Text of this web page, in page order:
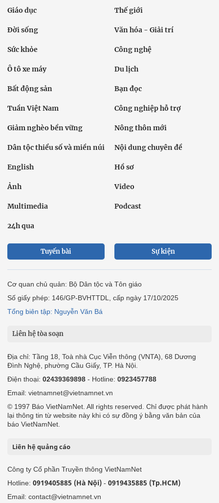
Giáo dục Thế giới
Đời sống Văn hóa - Giải trí
Sức khỏe Công nghệ
Ô tô xe máy Du lịch
Bất động sản Bạn đọc
Tuần Việt Nam Công nghiệp hỗ trợ
Giảm nghèo bền vững Nông thôn mới
Dân tộc thiểu số và miền núi Nội dung chuyên đề
English Hồ sơ
Ảnh Video
Multimedia Podcast
24h qua
Tuyến bài Sự kiện
Cơ quan chủ quản: Bộ Dân tộc và Tôn giáo
Số giấy phép: 146/GP-BVHTTDL, cấp ngày 17/10/2025
Tổng biên tập: Nguyễn Văn Bá
Liên hệ tòa soạn
Địa chỉ: Tầng 18, Toà nhà Cục Viễn thông (VNTA), 68 Dương
Đình Nghệ, phường Cầu Giấy, TP. Hà Nội.
Điện thoại: 02439369898 - Hotline: 0923457788
Email: vietnamnet@vietnamnet.vn
© 1997 Báo VietNamNet. All rights reserved. Chỉ được phát hành
lại thông tin từ website này khi có sự đồng ý bằng văn bản của
báo VietNamNet.
Liên hệ quảng cáo
Công ty Cổ phần Truyền thông VietNamNet
Hotline: 0919405885 (Hà Nội) - 0919435885 (Tp.HCM)
Email: contact@vietnamnet.vn